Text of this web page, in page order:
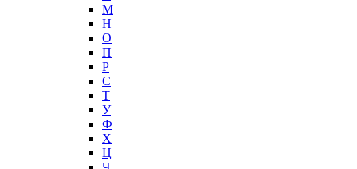
М
Н
О
П
Р
С
Т
У
Ф
Х
Ц